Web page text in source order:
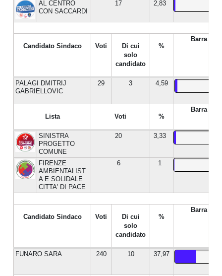
AL CENTRO
CON SACCARDI
17 2,83
Candidato Sindaco Voti
Di cui
solo
candidato
%
Barra %
PALAGI DMITRIJ
GABRIELLOVIC
29 3 4,59
Lista Voti %
Barra %
SINISTRA
PROGETTO
COMUNE
20 3,33
FIRENZE
AMBIENTALIST
A E SOLIDALE
CITTA' DI PACE
6 1
Candidato Sindaco Voti
Di cui
solo
candidato
%
Barra %
FUNARO SARA 240 10 37,97